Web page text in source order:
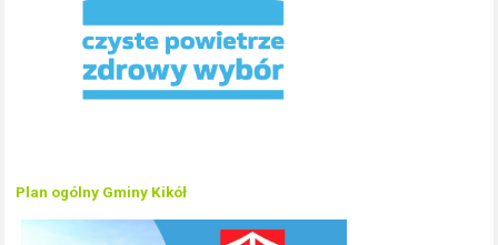
Plan ogólny Gminy Kikół